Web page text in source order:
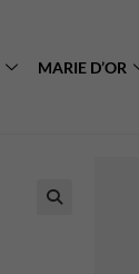
MARIE D’OR